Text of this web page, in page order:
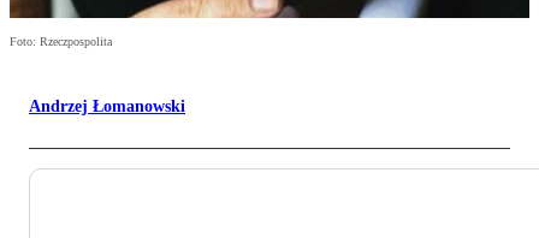
Foto: Rzeczpospolita
Andrzej Łomanowski